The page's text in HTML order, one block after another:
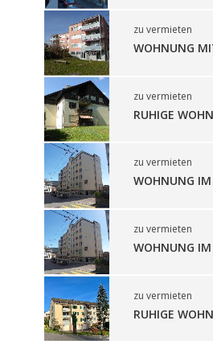
zu vermieten
WOHNUNG
zu vermieten
RUHIGE
zu vermieten
WOHNUNG IM
zu vermieten
WOHNUNG IM
zu vermieten
RUHIGE